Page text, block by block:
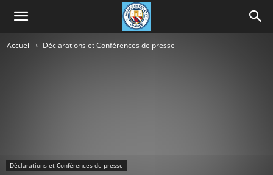
Accueil Déclarations et Conférences de presse
Déclarations et Conférences de presse